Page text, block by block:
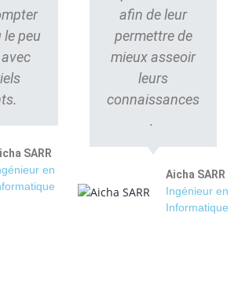
le peu
SARR
en
afin de leur
permettre de
mieux asseoir
leurs
connaissances
.
Aicha SARR
Ingénieur en
Informatique